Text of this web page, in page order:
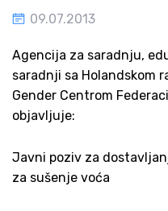
09.07.2013
Agencija za saradnju,
saradnji sa Holandskom
Gender Centrom
objavljuje:
Javni poziv za
za sušenje voća